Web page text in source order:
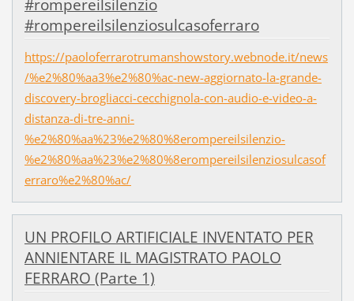
‪#‎rompereilsilenzio
‪#‎rompereilsilenziosulcasoferraro‬
https://paoloferrarotrumanshowstory.webnode.it/news
/%e2%80%aa3%e2%80%ac-new-aggiornato-la-grande-
discovery-brogliacci-cecchignola-con-audio-e-video-a-
distanza-di-tre-anni-
%e2%80%aa%23%e2%80%8erompereilsilenzio-
%e2%80%aa%23%e2%80%8erompereilsilenziosulcasof
erraro%e2%80%ac/
UN PROFILO ARTIFICIALE INVENTATO PER
ANNIENTARE IL MAGISTRATO PAOLO
FERRARO (Parte 1)